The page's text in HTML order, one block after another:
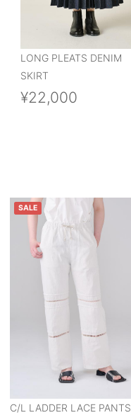
LONG PLEATS DENIM
SKIRT
¥22,000
SALE
C/L LADDER LACE PANTS